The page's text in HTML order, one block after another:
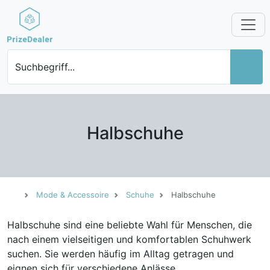
Suchbegriff...
Halbschuhe
Mode & Accessoire Schuhe Halbschuhe
Halbschuhe sind eine beliebte Wahl für Menschen, die
nach einem vielseitigen und komfortablen Schuhwerk
suchen. Sie werden häufig im Alltag getragen und